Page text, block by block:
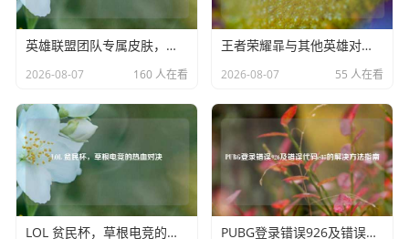
一件可以根据局势选择破军或者名刀司命，破军能进一步提
升典韦的收割能力，名刀司命则能在关键时刻保住典韦的性
队友的保护和控制，当队友控制住敌方关键英雄时，典韦要
及时切入，利用大招的真实伤害和高额输出，迅速将敌方英
雄击败，典韦也要注意自身的站位和血量,避免被敌方集火秒
杀。
S7赛季的典韦，以其暴力输出和强大的战场统治力，成为了
英雄联盟团队专属皮肤，团队荣耀的独特象征及盘点
2026-08-07 160 人在看
王者荣耀暃与其他英雄对比及自身强度探讨
2026-08-07 55 人在看
LOL 贫民杯，草根电竞的热血对决 PUBG登录错误926及错误代码e87的解决方法指南